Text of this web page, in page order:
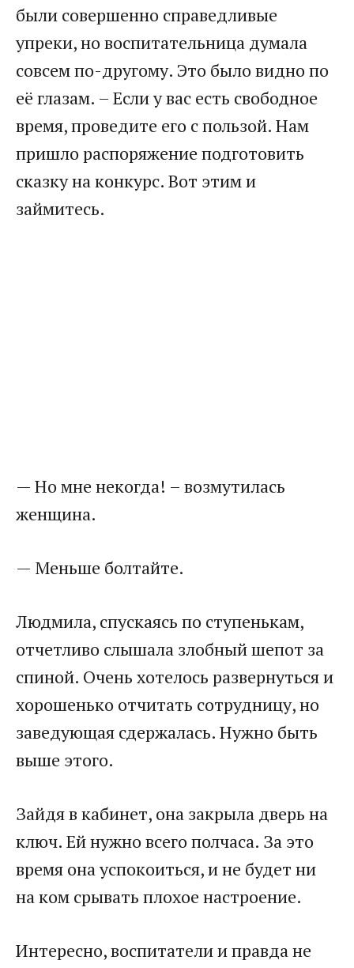
были совершенно справедливые
упреки, но воспитательница думала
совсем по-другому. Это было видно по
её глазам. – Если у вас есть свободное
время, проведите его с пользой. Нам
пришло распоряжение подготовить
сказку на конкурс. Вот этим и
займитесь.
— Но мне некогда! – возмутилась
женщина.
— Меньше болтайте.
Людмила, спускаясь по ступенькам,
отчетливо слышала злобный шепот за
спиной. Очень хотелось развернуться и
хорошенько отчитать сотрудницу, но
заведующая сдержалась. Нужно быть
выше этого.
Зайдя в кабинет, она закрыла дверь на
ключ. Ей нужно всего полчаса. За это
время она успокоиться, и не будет ни
на ком срывать плохое настроение.
Интересно, воспитатели и правда не